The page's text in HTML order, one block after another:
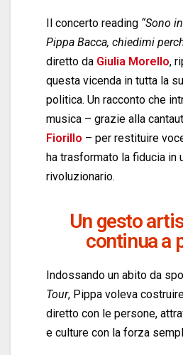
Il concerto reading “Sono
Pippa Bacca, chiedimi
diretto da Giulia Morello,
questa vicenda in tutta la
politica. Un racconto che
musica – grazie alla
Fiorillo – per restituire
ha trasformato la fiducia in
rivoluzionario.
Un gesto
continua a
Indossando un abito da
Tour, Pippa voleva
diretto con le persone,
e culture con la forza